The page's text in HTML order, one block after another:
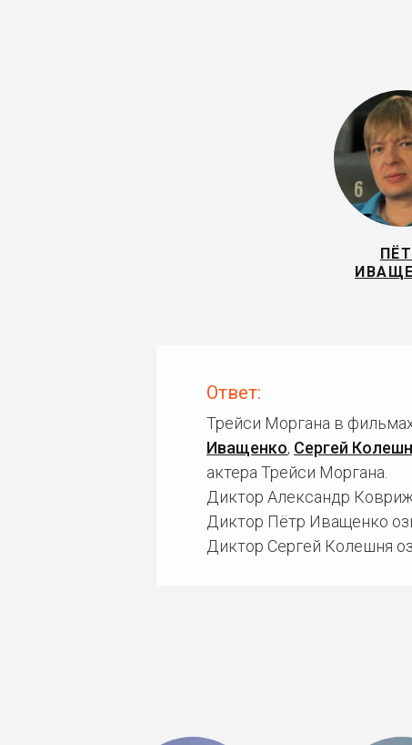
Ответ:
Трейси Моргана в
Иващенко, Сергей
актера Трейси Моргана.
Диктор Александр
Диктор Пётр Иващенко
Диктор Сергей Колешня